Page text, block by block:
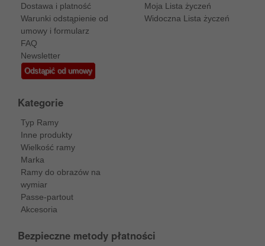
Dostawa i platność
Warunki odstąpienie od
umowy i formularz
FAQ
Newsletter
Odstąpić od umowy
Moja Lista życzeń
Widoczna Lista życzeń
Kategorie
Typ Ramy
Inne produkty
Wielkość ramy
Marka
Ramy do obrazów na
wymiar
Passe-partout
Akcesoria
Bezpieczne metody płatności